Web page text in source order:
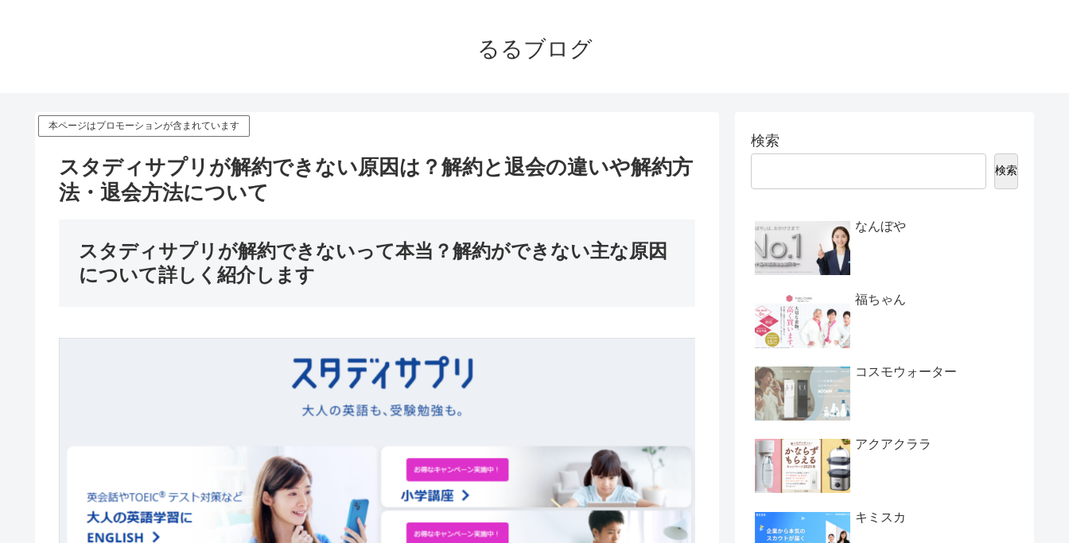
るるブログ
本ページはプロモーションが含まれています
スタディサプリが解約できない原因は？解約と退会の違いや解約方
法・退会方法について
スタディサプリが解約できないって本当？解約ができない主な原因
について詳しく紹介します
検索
検索
なんぼや
福ちゃん
コスモウォーター
アクアクララ
キミスカ